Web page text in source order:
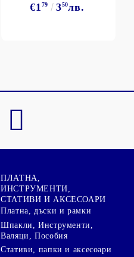
€1 79 350лв.
ПЛАТНА,
ИНСТРУМЕНТИ,
СТАТИВИ И АКСЕСОАРИ
Платна, дъски и рамки
Шпакли, Инструменти,
Валяци, Пособия
Стативи, папки и аксесоари